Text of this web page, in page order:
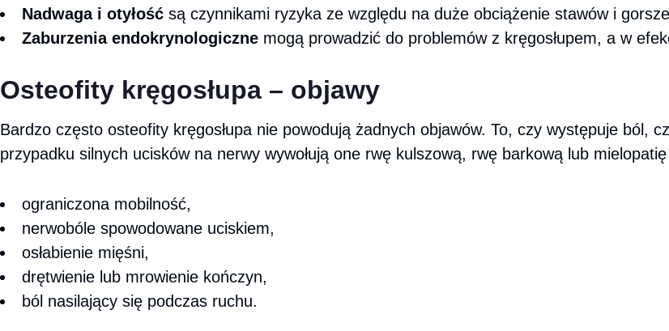
Nadwaga i otyłość są czynnikami ryzyka ze względu na duże obciążenie stawów i
Zaburzenia endokrynologiczne mogą prowadzić do problemów z kręgosłupem, a w
Osteofity kręgosłupa – objawy
Bardzo często osteofity kręgosłupa nie powodują żadnych objawów. To, czy występuje ból,
przypadku silnych ucisków na nerwy wywołują one rwę kulszową, rwę barkową lub
ograniczona mobilność,
nerwobóle spowodowane uciskiem,
osłabienie mięśni,
drętwienie lub mrowienie kończyn,
ból nasilający się podczas ruchu.